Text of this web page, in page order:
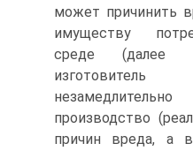
может причинить
имуществу
среде (далее
изготовитель
производство
причин вреда, а